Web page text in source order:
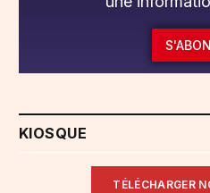
KIOSQUE
TÉLÉCHARGER